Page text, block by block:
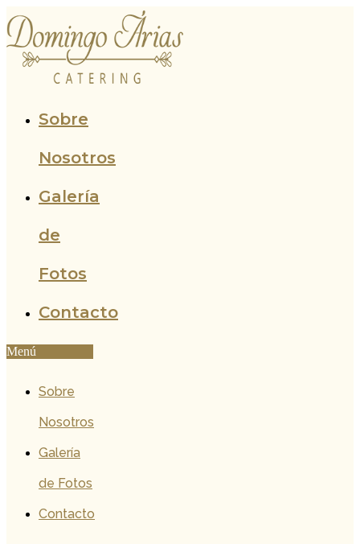
al
contenido
Sobre
Nosotros
Galería
de
Fotos
Contacto
Menú
Sobre
Nosotros
Galería
de Fotos
Contacto